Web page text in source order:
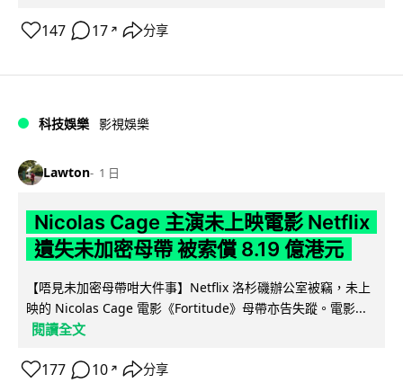
147 17 ↗ 分享
科技娛樂 影視娛樂
Lawton 1 日
Nicolas Cage 主演未上映電影 Netflix
遺失未加密母帶 被索償 8.19 億港元
【唔見未加密母帶咁大件事】Netflix 洛杉磯辦公室被竊，未上
映的 Nicolas Cage 電影《Fortitude》母帶亦告失蹤。電影...
閱讀全文
177 10 ↗ 分享